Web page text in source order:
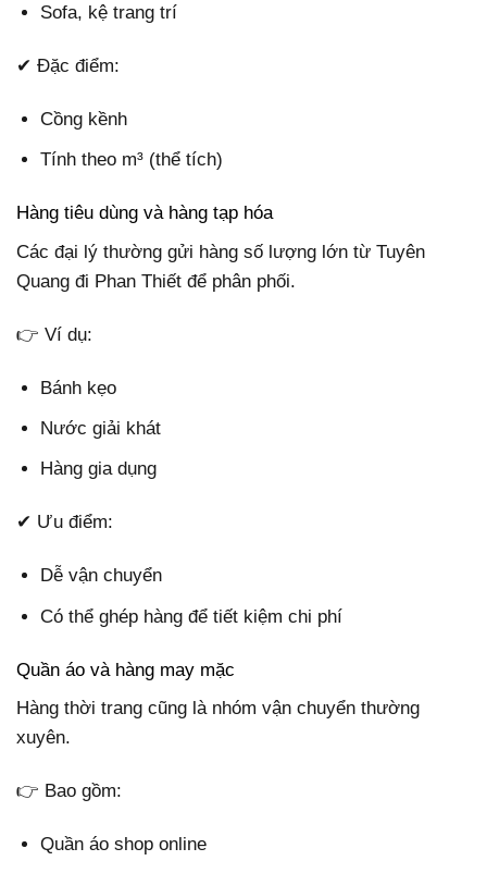
Sofa, kệ trang trí
✔ Đặc điểm:
Cồng kềnh
Tính theo m³ (thể tích)
Hàng tiêu dùng và hàng tạp hóa
Các đại lý thường gửi hàng số lượng lớn từ Tuyên
Quang đi Phan Thiết để phân phối.
👉 Ví dụ:
Bánh kẹo
Nước giải khát
Hàng gia dụng
✔ Ưu điểm:
Dễ vận chuyển
Có thể ghép hàng để tiết kiệm chi phí
Quần áo và hàng may mặc
Hàng thời trang cũng là nhóm vận chuyển thường
xuyên.
👉 Bao gồm:
Quần áo shop online